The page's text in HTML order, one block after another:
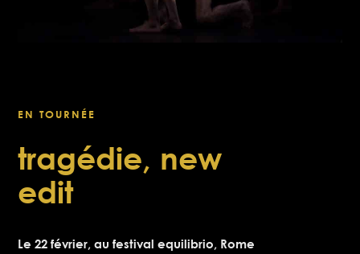
EN TOURNÉE
tragédie, new
edit
Le 22 février, au festival equilibrio, Rome